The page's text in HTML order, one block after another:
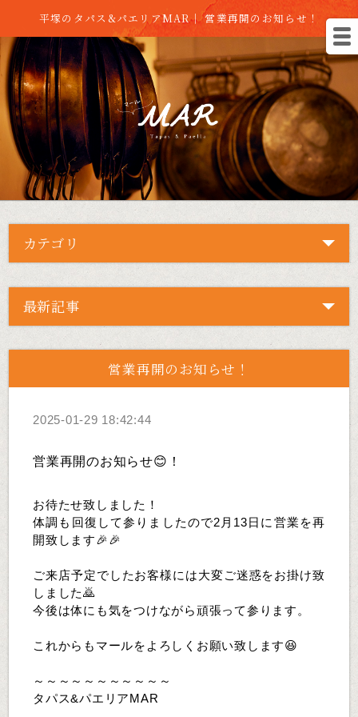
平塚のタパス&パエリアMAR｜ 営業再開のお知らせ！
カテゴリ
最新記事
営業再開のお知らせ！
2025-01-29 18:42:44
営業再開のお知らせ😊！
お待たせ致しました！
体調も回復して参りましたので2月13日に営業を再
開致します🎉🎉
ご来店予定でしたお客様には大変ご迷惑をお掛け致
しました🙇
今後は体にも気をつけながら頑張って参ります。
これからもマールをよろしくお願い致します😆
～～～～～～～～～～～
タパス&パエリアMAR